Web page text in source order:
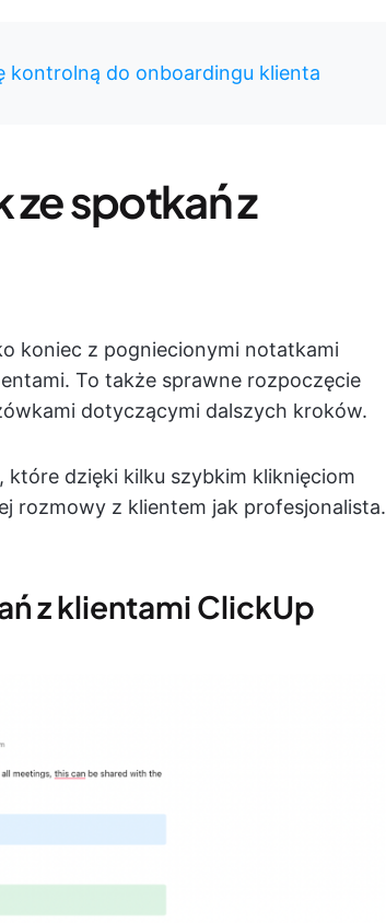
kontrolną do onboardingu klienta
ze spotkań z
koniec z pogniecionymi notatkami
To także sprawne rozpoczęcie
dotyczącymi dalszych kroków.
, które dzięki kilku szybkim kliknięciom
rozmowy z klientem jak profesjonalista.
z klientami ClickUp